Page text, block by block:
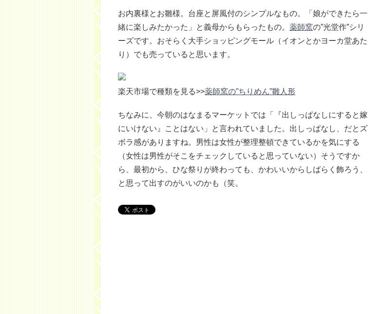
お内裏様とお雛様。台座と屏風付のシンプルなもの。「娘ができたら一
緒に楽しみたかった」と義母からもらったもの。 薬師窯の”光堂作”シリ
ーズです。おそらく大手ショッピングモール（イオンとかヨーカ堂あた
り）でも売っていると思います。
楽天市場で種類を見る>>薬師窯の”ちりめん”雛人形
ちなみに、今朝のはなまるマーケットでは「『出しっぱなしにすると嫁
にいけない』ことはない」と言われていました。出しっぱなし、だとズ
ボラ感がありますね。男性は女性が整理整頓できているかを気にする
（女性は男性がそこをチェックしていると思っていない）そうですか
ら、最初から、ひな祭りが終わっても、かわいいからしばらく飾ろう、
と思って出すのがいいのかも（笑。